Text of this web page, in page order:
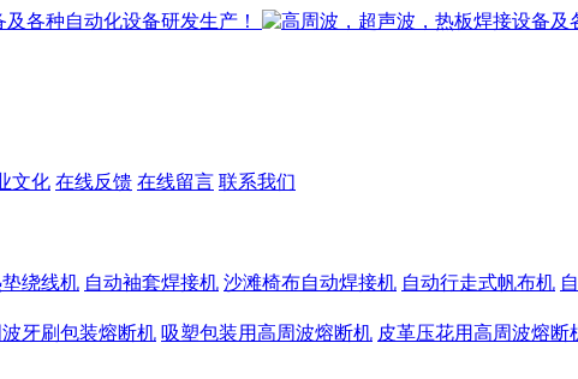
文化 在线反馈 在线留言 联系我们
绕线机 自动袖套焊接机 沙滩椅布自动焊接机 自动行走式帆布机
牙刷包装熔断机 吸塑包装用高周波熔断机 皮革压花用高周波熔断